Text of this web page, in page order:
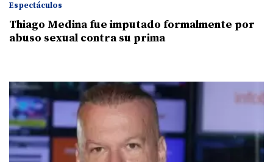
Espectáculos
Thiago Medina fue imputado formalmente por
abuso sexual contra su prima